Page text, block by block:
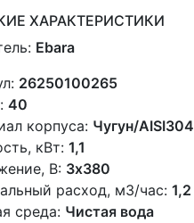
ХАРАКТЕРИСТИКИ
Ebara
26250100265
40
корпуса: Чугун/AISI304
кВт:1,1
В: 3х380
расход, м3/час:1,2
среда: Чистая вода